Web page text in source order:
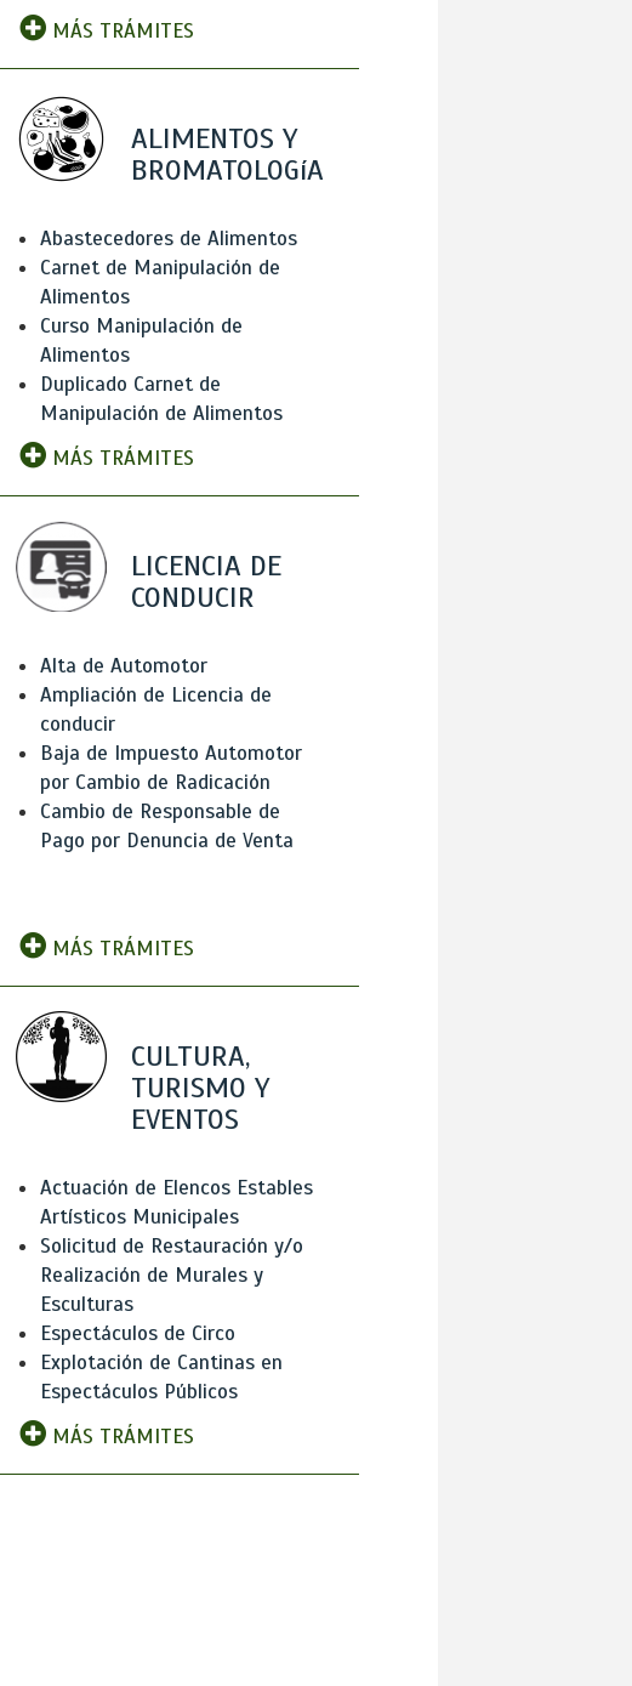
MÁS TRÁMITES
ALIMENTOS Y
BROMATOLOGíA
Abastecedores de Alimentos
Carnet de Manipulación de
Alimentos
Curso Manipulación de
Alimentos
Duplicado Carnet de
Manipulación de Alimentos
MÁS TRÁMITES
LICENCIA DE
CONDUCIR
Alta de Automotor
Ampliación de Licencia de
conducir
Baja de Impuesto Automotor
por Cambio de Radicación
Cambio de Responsable de
Pago por Denuncia de Venta
MÁS TRÁMITES
CULTURA,
TURISMO Y
EVENTOS
Actuación de Elencos Estables
Artísticos Municipales
Solicitud de Restauración y/o
Realización de Murales y
Esculturas
Espectáculos de Circo
Explotación de Cantinas en
Espectáculos Públicos
MÁS TRÁMITES